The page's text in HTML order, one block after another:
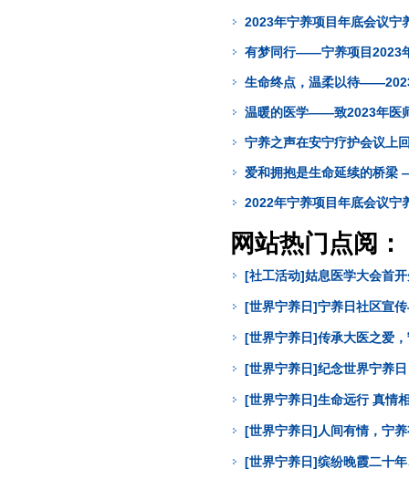
2023年宁养项目年底会议宁
有梦同行——宁养项目2023
生命终点，温柔以待
温暖的医学——致2023年医
宁养之声在安宁疗护会议上
爱和拥抱是生命延续的桥
2022年宁养项目年底会议宁
网站热门点阅：
[社工活动]姑息医学大会首
[世界宁养日]宁养日社区宣
[世界宁养日]传承大医之爱
[世界宁养日]纪念世界宁养
[世界宁养日]生命远行 真情
[世界宁养日]人间有情，宁
[世界宁养日]缤纷晚霞二十